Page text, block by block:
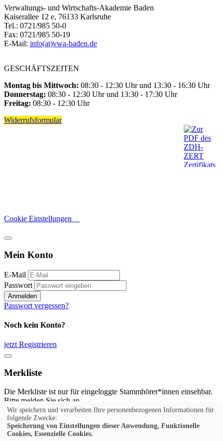
Verwaltungs- und Wirtschafts-Akademie Baden
Kaiserallee 12 e, 76133 Karlsruhe
Tel.: 0721/985 50-0
Fax: 0721/985 50-19
E-Mail: info(at)vwa-baden.de
GESCHÄFTSZEITEN
Montag bis Mittwoch: 08:30 - 12:30 Uhr und 13:30 - 16:30 Uhr
Donnerstag: 08:30 - 12:30 Uhr und 13:30 - 17:30 Uhr
Freitag: 08:30 - 12:30 Uhr
Widerrufsformular
Cookie Einstellungen
Mein Konto
E-Mail
Passwort
Anmelden
Passwort vergessen?
Noch kein Konto?
jetzt Registrieren
Merkliste
Die Merkliste ist nur für eingeloggte Stammhörer*innen einsehbar.
Bitte melden Sie sich an.
Anmelden
Noch kein Konto?
Wir speichern und verarbeiten Ihre personenbezogenen Informationen für
folgende Zwecke:
Speicherung von Einstellungen dieser Anwendung, Funktionelle
Cookies, Essenzielle Cookies.